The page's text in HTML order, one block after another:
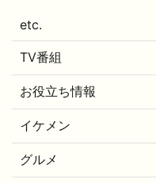
etc.
TV番組
お役立ち情報
イケメン
グルメ